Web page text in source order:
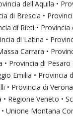
dell'Aquila •
di Brescia •
di Rieti •
di Latina •
Carrara •
• Provincia di
Emilia •
• Provincia di
• Regione Veneto •
Unione Montana